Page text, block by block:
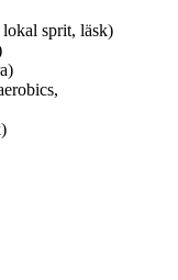
sprit, läsk)